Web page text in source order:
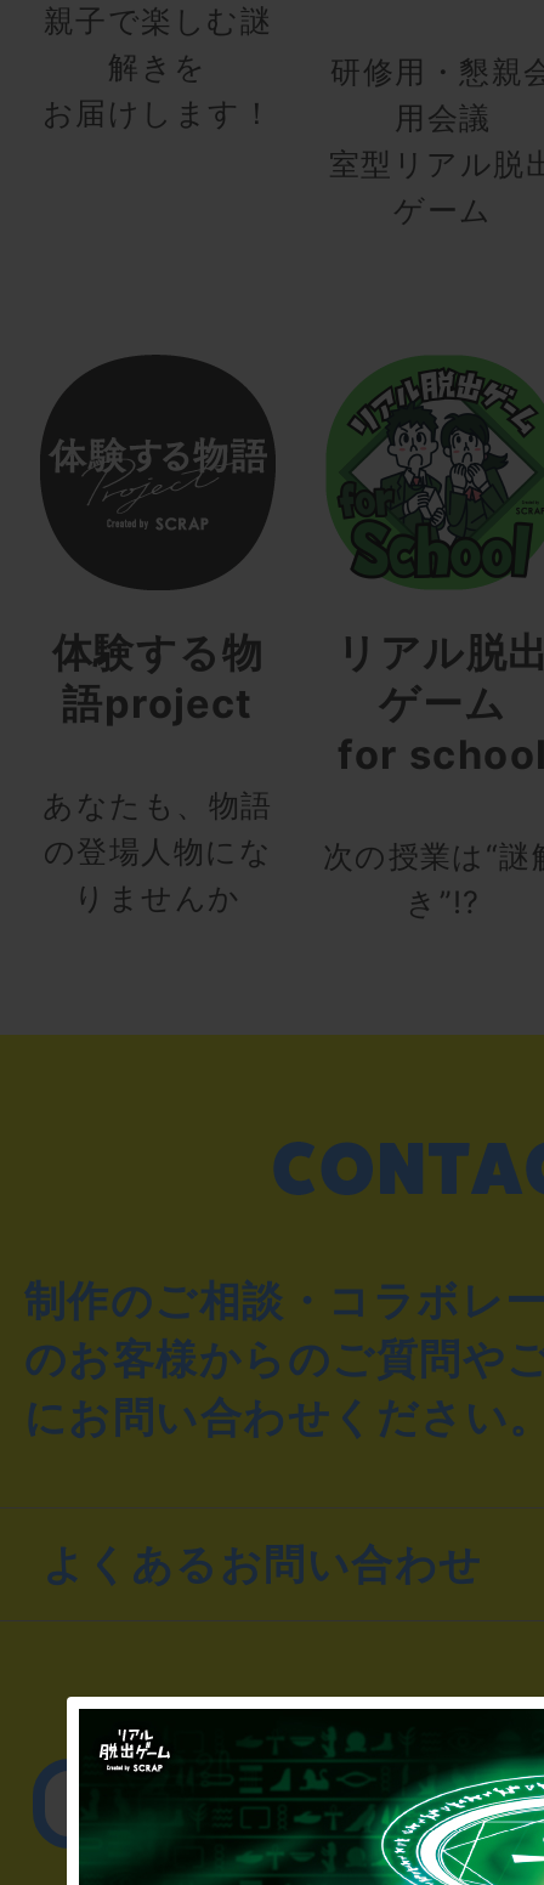
親子で楽しむ謎
解きを
お届けします！
研修用・懇親
用会議
室型リアル脱
ゲーム
体験する物
語project
あなたも、物語
の登場人物にな
りませんか
リアル脱
ゲーム
for
次の授業は“謎
き”!?
制作のご相談・コラボレ
のお客様からのご質問や
にお問い合わせください
よくあるお問い合わせ
▼一般のお客様
公演内容、チケット